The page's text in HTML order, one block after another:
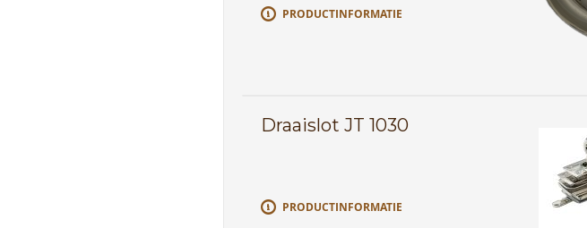
PRODUCTINFORMATIE
Draaislot JT 1030
PRODUCTINFORMATIE